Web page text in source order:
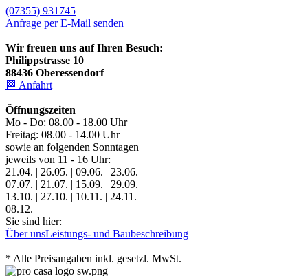
(07355) 931745
Anfrage per E-Mail senden
Wir freuen uns auf Ihren Besuch:
Philippstrasse 10
88436 Oberessendorf
🏁 Anfahrt
Öffnungszeiten
Mo - Do: 08.00 - 18.00 Uhr
Freitag: 08.00 - 14.00 Uhr
sowie an folgenden Sonntagen
jeweils von 11 - 16 Uhr:
21.04. | 26.05. | 09.06. | 23.06.
07.07. | 21.07. | 15.09. | 29.09.
13.10. | 27.10. | 10.11. | 24.11.
08.12.
Sie sind hier:
Über unsLeistungs- und Baubeschreibung
* Alle Preisangaben inkl. gesetzl. MwSt.